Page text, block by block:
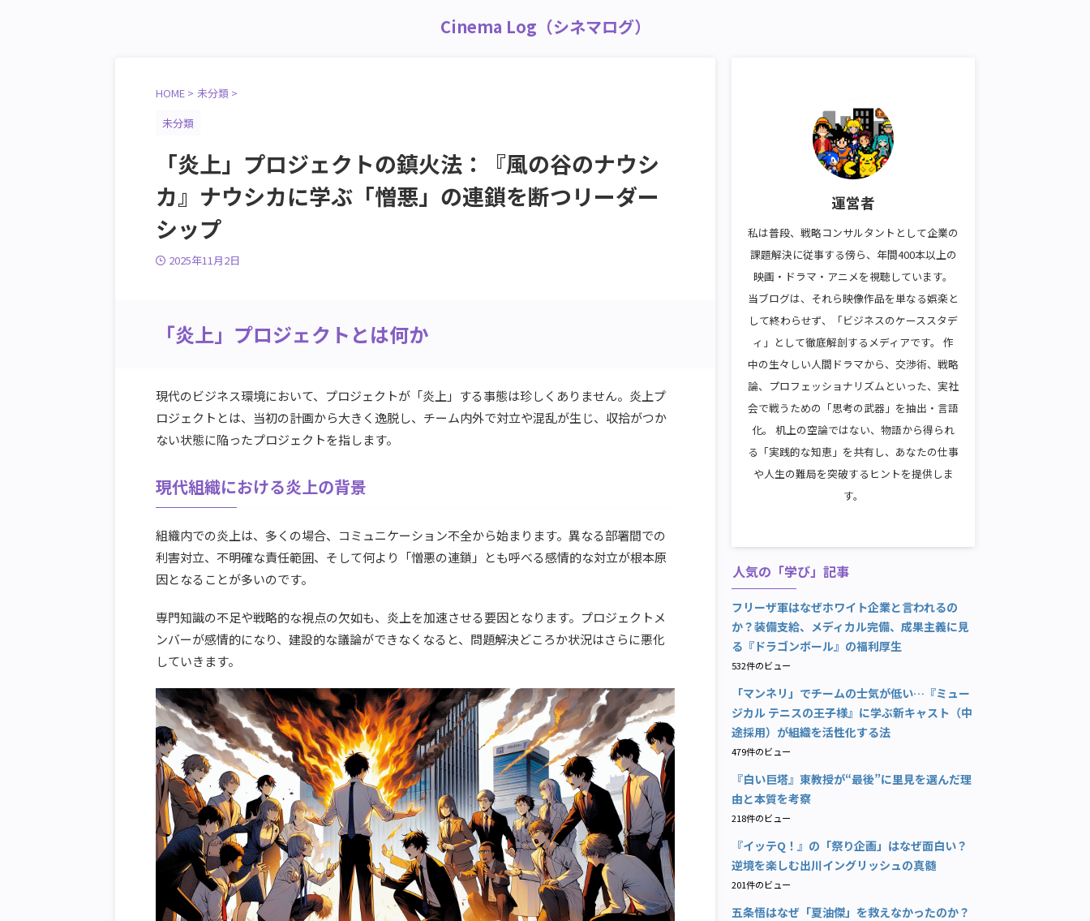
Cinema Log（シネマログ）
HOME > 未分類 >
未分類
「炎上」プロジェクトの鎮火法：『風の谷のナウシ
カ』ナウシカに学ぶ「憎悪」の連鎖を断つリーダー
シップ
2025年11月2日
「炎上」プロジェクトとは何か
現代のビジネス環境において、プロジェクトが「炎上」する事態は珍しくありません。炎上プ
ロジェクトとは、当初の計画から大きく逸脱し、チーム内外で対立や混乱が生じ、収拾がつか
ない状態に陥ったプロジェクトを指します。
現代組織における炎上の背景
組織内での炎上は、多くの場合、コミュニケーション不全から始まります。異なる部署間での
利害対立、不明確な責任範囲、そして何より「憎悪の連鎖」とも呼べる感情的な対立が根本原
因となることが多いのです。
専門知識の不足や戦略的な視点の欠如も、炎上を加速させる要因となります。プロジェクトメ
ンバーが感情的になり、建設的な議論ができなくなると、問題解決どころか状況はさらに悪化
していきます。
運営者
私は普段、戦略コンサルタントとして企業の
課題解決に従事する傍ら、年間400本以上の
映画・ドラマ・アニメを視聴しています。
当ブログは、それら映像作品を単なる娯楽と
して終わらせず、「ビジネスのケーススタデ
ィ」として徹底解剖するメディアです。 作
中の生々しい人間ドラマから、交渉術、戦略
論、プロフェッショナリズムといった、実社
会で戦うための「思考の武器」を抽出・言語
化。 机上の空論ではない、物語から得られ
る「実践的な知恵」を共有し、あなたの仕事
や人生の難局を突破するヒントを提供しま
す。
人気の「学び」記事
フリーザ軍はなぜホワイト企業と言われるの
か？装備支給、メディカル完備、成果主義に見
る『ドラゴンボール』の福利厚生
532件のビュー
「マンネリ」でチームの士気が低い…『ミュー
ジカル テニスの王子様』に学ぶ新キャスト（中
途採用）が組織を活性化する法
479件のビュー
『白い巨塔』東教授が“最後”に里見を選んだ理
由と本質を考察
218件のビュー
『イッテQ！』の「祭り企画」はなぜ面白い？
逆境を楽しむ出川イングリッシュの真髄
201件のビュー
五条悟はなぜ「夏油傑」を救えなかったのか？